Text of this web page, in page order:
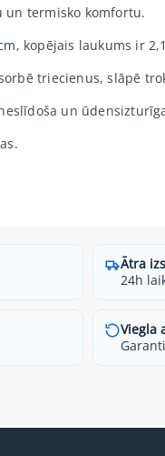
un termisko komfortu.
kopējais laukums ir
triecienus, slāpē
un
Ātra
24h
Viegla